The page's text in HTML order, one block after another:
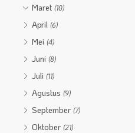
Maret(10)
April(6)
Mei(4)
Juni(8)
Juli(11)
Agustus(9)
September(7)
Oktober(21)